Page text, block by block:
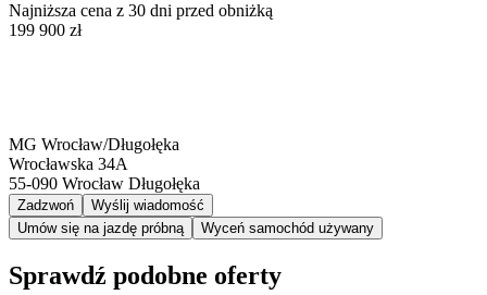
Najniższa cena z 30 dni przed obniżką
199 900 zł
MG Wrocław/Długołęka
Wrocławska 34A
55-090 Wrocław Długołęka
Zadzwoń
Wyślij wiadomość
Umów się na jazdę próbną
Wyceń samochód używany
Sprawdź podobne oferty